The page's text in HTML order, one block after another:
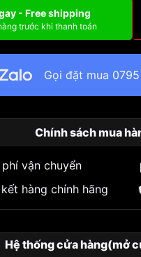
- Free shipping
trước khi thanh toán
Gọi đặt mua
Chính sách mua
phí vận chuyển
hàng chính hãng
Hệ thống cửa hàng(mở